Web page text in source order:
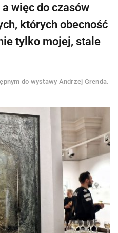
więc do czasów
których obecność
tylko mojej, stale
do wystawy Andrzej Grenda.